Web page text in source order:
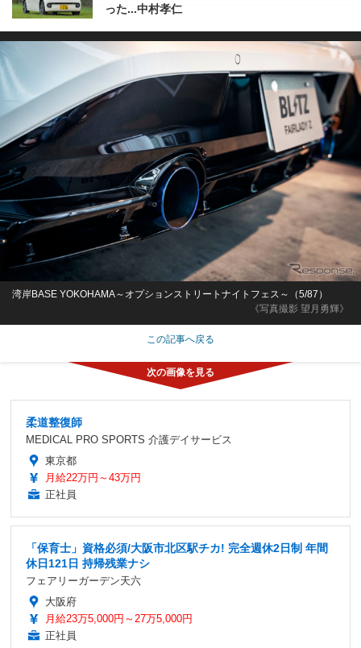
った...中村孝仁
《写真撮影 望月勇輝》
湾岸BASE YOKOHAMA～オプションストリートナイトフェス～（5/87）
この記事へ戻る
柔道整復師
MEDICAL PRO SPORTS 介護デイサービス
東京都
月給22万円～43万円
正社員
「保育士」資格必須/大阪市北区駅チカ! 完全週休2日制 年間
休日121日 持帰残業ナシ
フェアリーガーデン天六
大阪府
月給23万5,000円～27万5,000円
正社員